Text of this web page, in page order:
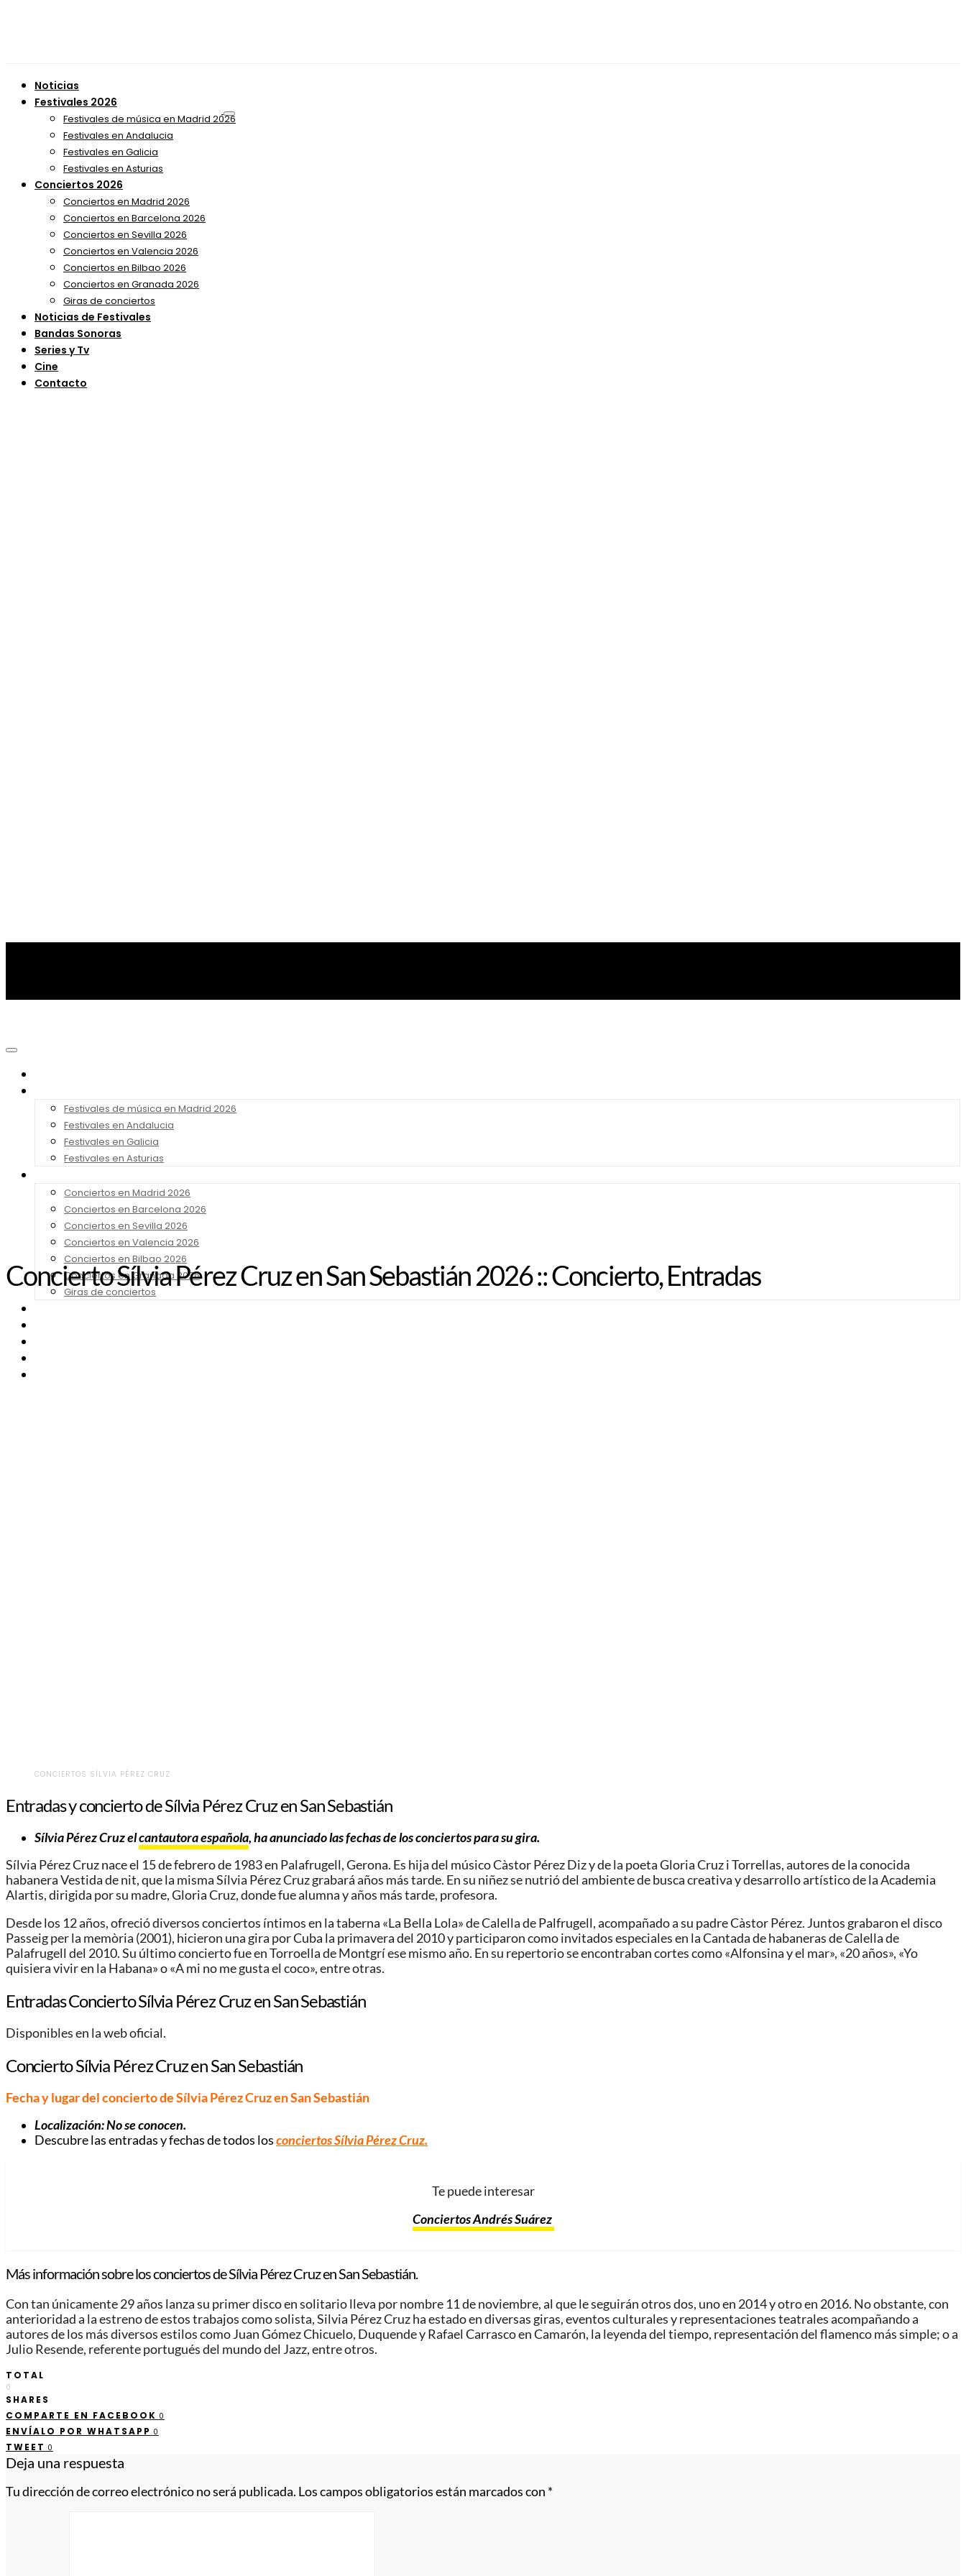
Noticias
Festivales 2026
Festivales de música en Madrid 2026
Festivales en Andalucia
Festivales en Galicia
Festivales en Asturias
Conciertos 2026
Conciertos en Madrid 2026
Conciertos en Barcelona 2026
Conciertos en Sevilla 2026
Conciertos en Valencia 2026
Conciertos en Bilbao 2026
Conciertos en Granada 2026
Giras de conciertos
Noticias de Festivales
Bandas Sonoras
Series y Tv
Cine
Contacto
Festivales de música en Madrid 2026
Festivales en Andalucia
Festivales en Galicia
Festivales en Asturias
Conciertos en Madrid 2026
Conciertos en Barcelona 2026
Conciertos en Sevilla 2026
Conciertos en Valencia 2026
Conciertos en Bilbao 2026
Conciertos en Granada 2026
Giras de conciertos
Concierto Sílvia Pérez Cruz en San Sebastián 2026 :: Concierto, Entradas
CONCIERTOS SÍLVIA PÉREZ CRUZ
Entradas y concierto de Sílvia Pérez Cruz en San Sebastián
Sílvia Pérez Cruzelcantautora española, ha anunciado las fechas de los conciertos para su gira.
Sílvia Pérez Cruz nace el 15 de febrero de 1983 en Palafrugell, Gerona. Es hija del músico Càstor Pérez Diz y de la poeta Gloria Cruz i Torrellas, autores de la conocida
habanera Vestida de nit, que la misma Sílvia Pérez Cruz grabará años más tarde. En su niñez se nutrió del ambiente de busca creativa y desarrollo artístico de la Academia
Alartis, dirigida por su madre, Gloria Cruz, donde fue alumna y años más tarde, profesora.
Desde los 12 años, ofreció diversos conciertos íntimos en la taberna «La Bella Lola» de Calella de Palfrugell, acompañado a su padre Càstor Pérez. Juntos grabaron el disco
Passeig per la memòria (2001), hicieron una gira por Cuba la primavera del 2010 y participaron como invitados especiales en la Cantada de habaneras de Calella de
Palafrugell del 2010. Su último concierto fue en Torroella de Montgrí ese mismo año. En su repertorio se encontraban cortes como «Alfonsina y el mar», «20 años», «Yo
quisiera vivir en la Habana» o «A mi no me gusta el coco», entre otras.
Entradas Concierto Sílvia Pérez Cruz en San Sebastián
Disponibles en la web oficial.
Concierto Sílvia Pérez Cruz en San Sebastián
Fecha y lugar del concierto de Sílvia Pérez Cruz en San Sebastián
Localización: No se conocen.
Descubre las entradas y fechas de todos losconciertos Sílvia Pérez Cruz.
Te puede interesar
Conciertos Andrés Suárez
Más información sobre los conciertos de Sílvia Pérez Cruz en San Sebastián.
Con tan únicamente 29 años lanza su primer disco en solitario lleva por nombre 11 de noviembre, al que le seguirán otros dos, uno en 2014 y otro en 2016. No obstante, con
anterioridad a la estreno de estos trabajos como solista, Silvia Pérez Cruz ha estado en diversas giras, eventos culturales y representaciones teatrales acompañando a
autores de los más diversos estilos como Juan Gómez Chicuelo, Duquende y Rafael Carrasco en Camarón, la leyenda del tiempo, representación del flamenco más simple; o a
Julio Resende, referente portugués del mundo del Jazz, entre otros.
TOTAL
0
SHARES
COMPARTE EN FACEBOOK 0
ENVÍALO POR WHATSAPP 0
TWEET 0
Deja una respuesta
Tu dirección de correo electrónico no será publicada. Los campos obligatorios están marcados con *